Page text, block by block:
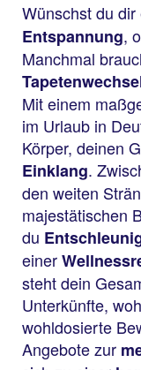
Wünschst du
Entspannung,
Manchmal
Mit einem
im Urlaub in
Körper, deinen
Einklang.
den weiten
majestätischen
du
einer
steht dein
Unterkünfte,
wohldosierte
Angebote zur